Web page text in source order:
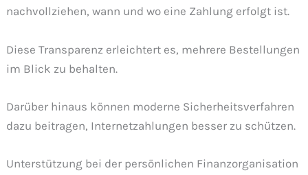
nachvollziehen, wann und wo eine Zahlung erfolgt ist.
Diese Transparenz erleichtert es, mehrere Bestellungen
im Blick zu behalten.
Darüber hinaus können moderne Sicherheitsverfahren
dazu beitragen, Internetzahlungen besser zu schützen.
Unterstützung bei der persönlichen Finanzorganisation